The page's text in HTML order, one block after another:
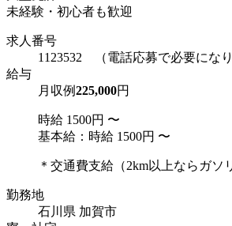
未経験・初心者も歓迎
求人番号
1123532 （電話応募で必要になり
給与
月収例225,000円
時給 1500円 〜
基本給：時給 1500円 〜
＊交通費支給（2km以上ならガソ
勤務地
石川県 加賀市